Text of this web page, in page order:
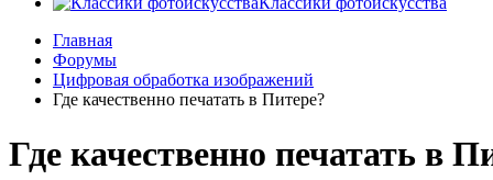
Главная
Форумы
Цифровая обработка изображений
Где качественно печатать в Питере?
Где качественно печатать в